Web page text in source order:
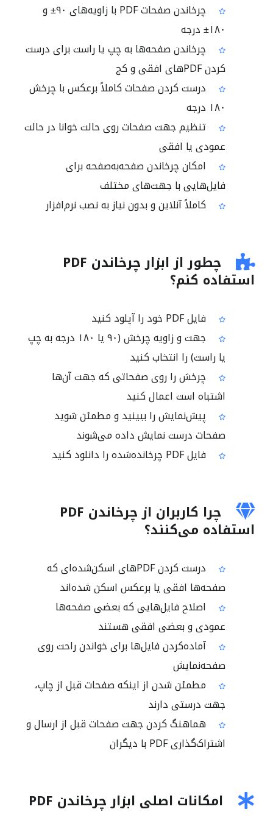
چرخاندن صفحات PDF با زاویه‌های ۹۰± و
۱۸۰± درجه
چرخاندن صفحه‌ها به چپ یا راست برای درست
کردن PDFهای افقی و کج
درست کردن صفحات کاملاً برعکس با چرخش
۱۸۰ درجه
تنظیم جهت صفحات روی حالت خوانا در حالت
عمودی یا افقی
امکان چرخاندن صفحه‌به‌صفحه برای
فایل‌هایی با جهت‌های مختلف
کاملاً آنلاین و بدون نیاز به نصب نرم‌افزار
چطور از ابزار چرخاندن PDF
استفاده کنم؟
فایل PDF خود را آپلود کنید
جهت و زاویه چرخش (۹۰ یا ۱۸۰ درجه به چپ
یا راست) را انتخاب کنید
چرخش را روی صفحاتی که جهت آن‌ها
اشتباه است اعمال کنید
پیش‌نمایش را ببینید و مطمئن شوید
صفحات درست نمایش داده می‌شوند
فایل PDF چرخانده‌شده را دانلود کنید
چرا کاربران از چرخاندن PDF
استفاده می‌کنند؟
درست کردن PDFهای اسکن‌شده‌ای که
صفحه‌ها افقی یا برعکس اسکن شده‌اند
اصلاح فایل‌هایی که بعضی صفحه‌ها
عمودی و بعضی افقی هستند
آماده‌کردن فایل‌ها برای خواندن راحت روی
صفحه‌نمایش
مطمئن شدن از اینکه صفحات قبل از چاپ،
جهت درستی دارند
هماهنگ کردن جهت صفحات قبل از ارسال و
اشتراک‌گذاری PDF با دیگران
امکانات اصلی ابزار چرخاندن PDF